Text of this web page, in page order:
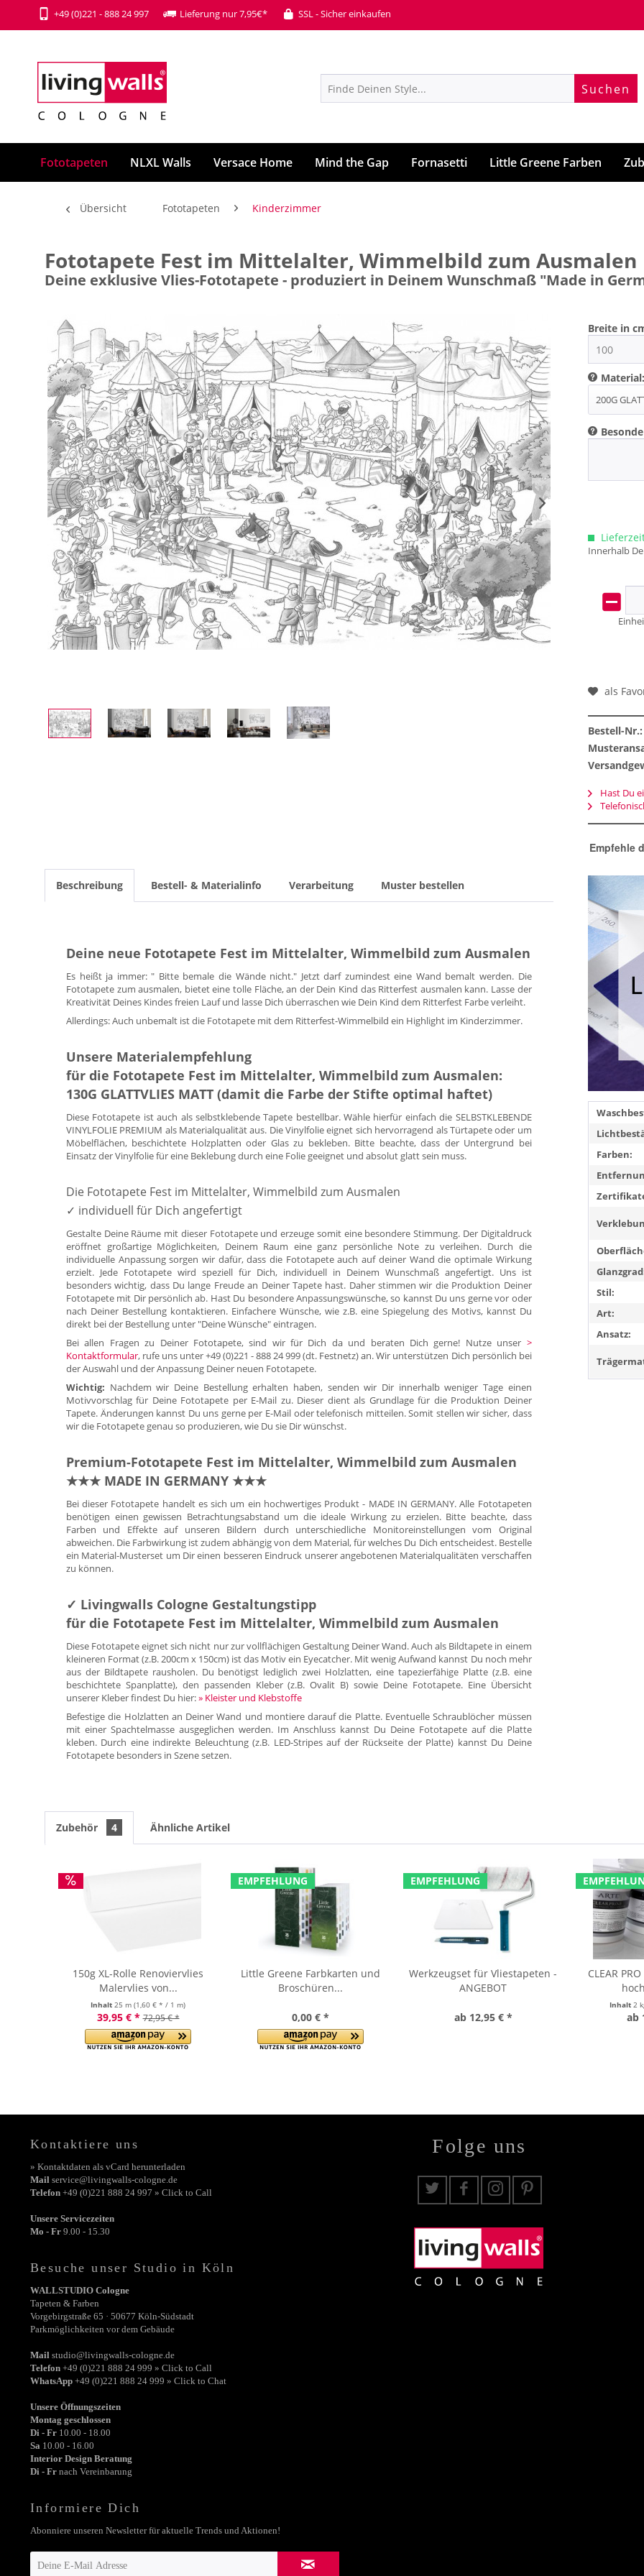
+49 (0)221 - 888 24 997 Lieferung nur 7,95€* SSL - Sicher einkaufen
Suchen
Fototapeten NLXL Walls Versace Home Mind the Gap Fornasetti Little Greene Farben
Übersicht Fototapeten Kinderzimmer
Fototapete Fest im Mittelalter, Wimmelbild zum Ausmalen
Deine exklusive Vlies-Fototapete - produziert in Deinem Wunschmaß "Made in
Breite in
Innerhalb
als
Bestell-Nr.:
Hast Du
Empfehle
Farben:
Stil:
Art:
Ansatz:
Beschreibung Bestell- & Materialinfo Verarbeitung Muster bestellen
Deine neue Fototapete Fest im Mittelalter, Wimmelbild zum Ausmalen
Es heißt ja immer: " Bitte bemale die Wände nicht." Jetzt darf zumindest eine Wand bemalt werden. Die
Fototapete zum ausmalen, bietet eine tolle Fläche, an der Dein Kind das Ritterfest ausmalen kann. Lasse der
Kreativität Deines Kindes freien Lauf und lasse Dich überraschen wie Dein Kind dem Ritterfest Farbe verleiht.
Allerdings: Auch unbemalt ist die Fototapete mit dem Ritterfest-Wimmelbild ein Highlight im Kinderzimmer.
Unsere Materialempfehlung
für die Fototapete Fest im Mittelalter, Wimmelbild zum Ausmalen:
130G GLATTVLIES MATT (damit die Farbe der Stifte optimal haftet)
Diese Fototapete ist auch als selbstklebende Tapete bestellbar. Wähle hierfür einfach die SELBSTKLEBENDE
VINYLFOLIE PREMIUM als Materialqualität aus. Die Vinylfolie eignet sich hervorragend als Türtapete oder um
Möbelflächen, beschichtete Holzplatten oder Glas zu bekleben. Bitte beachte, dass der Untergrund bei
Einsatz der Vinylfolie für eine Beklebung durch eine Folie geeignet und absolut glatt sein muss.
Die Fototapete Fest im Mittelalter, Wimmelbild zum Ausmalen
✓ individuell für Dich angefertigt
Gestalte Deine Räume mit dieser Fototapete und erzeuge somit eine besondere Stimmung. Der Digitaldruck
eröffnet großartige Möglichkeiten, Deinem Raum eine ganz persönliche Note zu verleihen. Durch die
individuelle Anpassung sorgen wir dafür, dass die Fototapete auch auf deiner Wand die optimale Wirkung
erzielt. Jede Fototapete wird speziell für Dich, individuell in Deinem Wunschmaß angefertigt. Uns ist
besonders wichtig, dass Du lange Freude an Deiner Tapete hast. Daher stimmen wir die Produktion Deiner
Fototapete mit Dir persönlich ab. Hast Du besondere Anpassungswünsche, so kannst Du uns gerne vor oder
nach Deiner Bestellung kontaktieren. Einfachere Wünsche, wie z.B. eine Spiegelung des Motivs, kannst Du
direkt bei der Bestellung unter "Deine Wünsche" eintragen.
Bei allen Fragen zu Deiner Fototapete, sind wir für Dich da und beraten Dich gerne! Nutze unser >
Kontaktformular, rufe uns unter +49 (0)221 - 888 24 999 (dt. Festnetz) an. Wir unterstützen Dich persönlich bei
der Auswahl und der Anpassung Deiner neuen Fototapete.
Wichtig: Nachdem wir Deine Bestellung erhalten haben, senden wir Dir innerhalb weniger Tage einen
Motivvorschlag für Deine Fototapete per E-Mail zu. Dieser dient als Grundlage für die Produktion Deiner
Tapete. Änderungen kannst Du uns gerne per E-Mail oder telefonisch mitteilen. Somit stellen wir sicher, dass
wir die Fototapete genau so produzieren, wie Du sie Dir wünschst.
Premium-Fototapete Fest im Mittelalter, Wimmelbild zum Ausmalen
★★★ MADE IN GERMANY ★★★
Bei dieser Fototapete handelt es sich um ein hochwertiges Produkt - MADE IN GERMANY. Alle Fototapeten
benötigen einen gewissen Betrachtungsabstand um die ideale Wirkung zu erzielen. Bitte beachte, dass
Farben und Effekte auf unseren Bildern durch unterschiedliche Monitoreinstellungen vom Original
abweichen. Die Farbwirkung ist zudem abhängig von dem Material, für welches Du Dich entscheidest. Bestelle
ein Material-Musterset um Dir einen besseren Eindruck unserer angebotenen Materialqualitäten verschaffen
zu können.
✓ Livingwalls Cologne Gestaltungstipp
für die Fototapete Fest im Mittelalter, Wimmelbild zum Ausmalen
Diese Fototapete eignet sich nicht nur zur vollflächigen Gestaltung Deiner Wand. Auch als Bildtapete in einem
kleineren Format (z.B. 200cm x 150cm) ist das Motiv ein Eyecatcher. Mit wenig Aufwand kannst Du noch mehr
aus der Bildtapete rausholen. Du benötigst lediglich zwei Holzlatten, eine tapezierfähige Platte (z.B. eine
beschichtete Spanplatte), den passenden Kleber (z.B. Ovalit B) sowie Deine Fototapete. Eine Übersicht
unserer Kleber findest Du hier:» Kleister und Klebstoffe
Befestige die Holzlatten an Deiner Wand und montiere darauf die Platte. Eventuelle Schraublöcher müssen
mit einer Spachtelmasse ausgeglichen werden. Im Anschluss kannst Du Deine Fototapete auf die Platte
kleben. Durch eine indirekte Beleuchtung (z.B. LED-Stripes auf der Rückseite der Platte) kannst Du Deine
Fototapete besonders in Szene setzen.
Zubehör 4 Ähnliche Artikel
150g XL-Rolle Renoviervlies
Malervlies von...
Inhalt 25 m (1,60 € * / 1 m)
39,95 € * 72,95 € *
EMPFEHLUNG
Little Greene Farbkarten und
Broschüren...
0,00 € *
EMPFEHLUNG
Werkzeugset für Vliestapeten -
ANGEBOT
ab 12,95 € *
CLEAR
Inhalt 2
ab
Kontaktiere uns
» Kontaktdaten als vCard herunterladen
Mail service@livingwalls-cologne.de
Telefon +49 (0)221 888 24 997 » Click to Call
Unsere Servicezeiten
Mo - Fr 9.00 - 15.30
Besuche unser Studio in Köln
WALLSTUDIO Cologne
Tapeten & Farben
Vorgebirgstraße 65 · 50677 Köln-Südstadt
Parkmöglichkeiten vor dem Gebäude
Mail studio@livingwalls-cologne.de
Telefon +49 (0)221 888 24 999 » Click to Call
WhatsApp +49 (0)221 888 24 999 » Click to Chat
Unsere Öffnungszeiten
Montag geschlossen
Di - Fr 10.00 - 18.00
Sa 10.00 - 16.00
Interior Design Beratung
Di - Fr nach Vereinbarung
Informiere Dich
Abonniere unseren Newsletter für aktuelle Trends und Aktionen!
Folge uns